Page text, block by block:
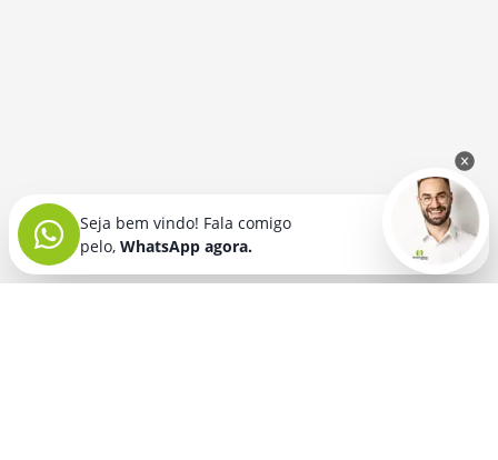
Seja bem vindo! Fala comigo
pelo, WhatsApp agora.